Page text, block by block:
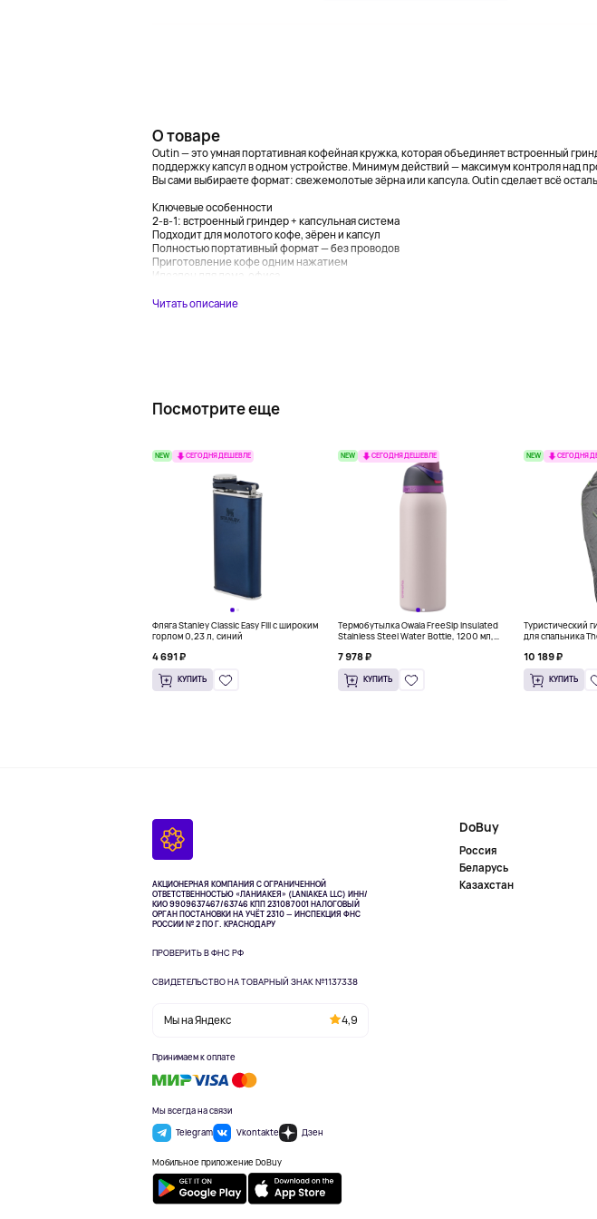
О товаре
Outin — это умная портативная кофейная кружка, которая объединяет встроенный
поддержку капсул в одном устройстве. Минимум действий — максимум контроля над
Вы сами выбираете формат: свежемолотые зёрна или капсула. Outin сделает всё
Ключевые особенности
2-в-1: встроенный гриндер + капсульная система
Подходит для молотого кофе, зёрен и капсул
Полностью портативный формат — без проводов
Приготовление кофе одним нажатием
Идеален для дома, офиса,...
Читать описание
Посмотрите еще
NEW СЕГОДНЯ ДЕШЕВЛЕ
Фляга Stanley Classic Easy Fill с широким
горлом 0,23 л, синий
4 691 ₽
КУПИТЬ
NEW СЕГОДНЯ ДЕШЕВЛЕ
Термобутылка Owala FreeSip Insulated
Stainless Steel Water Bottle, 1200 мл,
7 978 ₽
КУПИТЬ
NEW СЕГОДНЯ
Туристический
для спальника
10 189 ₽
КУПИТЬ
АКЦИОНЕРНАЯ КОМПАНИЯ С ОГРАНИЧЕННОЙ
ОТВЕТСТВЕННОСТЬЮ «ЛАНИАКЕЯ» (LANIAKEA LLC) ИНН/
КИО 9909637467/63746 КПП 231087001 НАЛОГОВЫЙ
ОРГАН ПОСТАНОВКИ НА УЧЁТ 2310 — ИНСПЕКЦИЯ ФНС
РОССИИ № 2 ПО Г. КРАСНОДАРУ
ПРОВЕРИТЬ В ФНС РФ
СВИДЕТЕЛЬСТВО НА ТОВАРНЫЙ ЗНАК №1137338
Мы на Яндекс 4,9
Принимаем к оплате
Мы всегда на связи
Telegram
Vkontakte Дзен
Мобильное приложение DoBuy
DoBuy
Россия
Беларусь
Казахстан